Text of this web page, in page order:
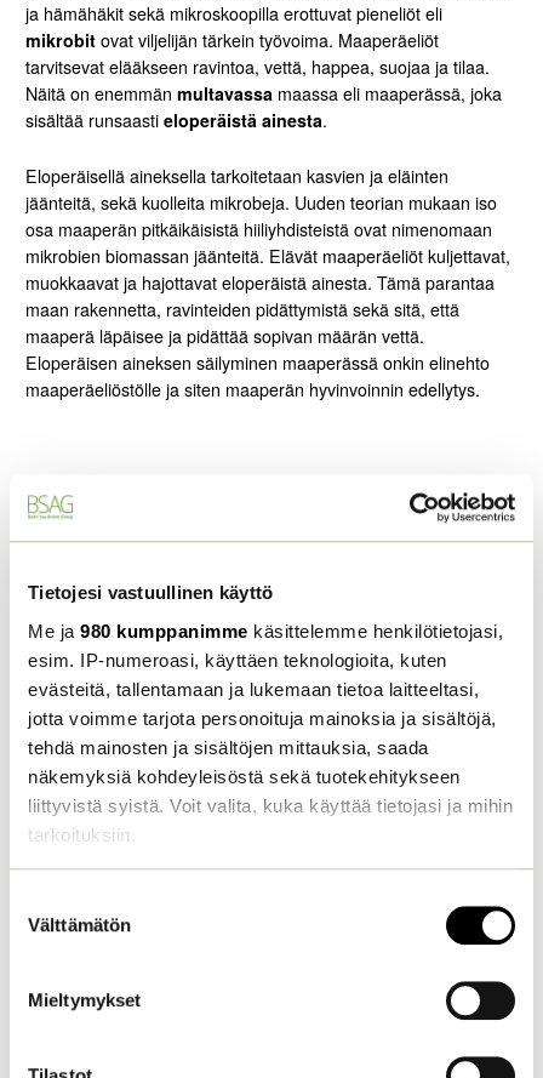
Tietojesi vastuullinen käyttö
Me ja 980 kumppanimme käsittelemme henkilötietojasi,
esim. IP-numeroasi, käyttäen teknologioita, kuten
evästeitä, tallentamaan ja lukemaan tietoa laitteeltasi,
jotta voimme tarjota personoituja mainoksia ja sisältöjä,
tehdä mainosten ja sisältöjen mittauksia, saada
näkemyksiä kohdeyleisöstä sekä tuotekehitykseen
liittyvistä syistä. Voit valita, kuka käyttää tietojasi ja mihin
tarkoituksiin.
voit määrittää asetuksesi
. Voit muuttaa
räätälöimiseen, sosiaalisen median ominaisuuksien
valinta
Välttämätön
Mieltymykset
ja hämähäkit sekä mikroskoopilla erottuvat pieneliöt eli
mikrobit ovat viljelijän tärkein työvoima. Maaperäeliöt
tarvitsevat elääkseen ravintoa, vettä, happea, suojaa ja tilaa.
Näitä on enemmänmultavassa maassa eli maaperässä, joka
sisältää runsaastieloperäistä ainesta.
Eloperäisellä aineksella tarkoitetaan kasvien ja eläinten
jäänteitä, sekä kuolleita mikrobeja. Uuden teorian mukaan iso
osa maaperän pitkäikäisistä hiiliyhdisteistä ovat nimenomaan
mikrobien biomassan jäänteitä. Elävät maaperäeliöt kuljettavat,
muokkaavat ja hajottavat eloperäistä ainesta. Tämä parantaa
maan rakennetta, ravinteiden pidättymistä sekä sitä, että
maaperä läpäisee ja pidättää sopivan määrän vettä.
Eloperäisen aineksen säilyminen maaperässä onkin elinehto
maaperäeliöstölle ja siten maaperän hyvinvoinnin edellytys.
Maaperässä oleva eloperäinen aines vaikuttaa positiivisesti
maaperän hyvinvointiin monella tavalla ja sitä kautta myös
helpottaa viljelyä.
Miten maaperää hoidetaan?
hyvinvoinnista. Uudistava viljely antaa selkeät eväät tässä
periaatteeseen.